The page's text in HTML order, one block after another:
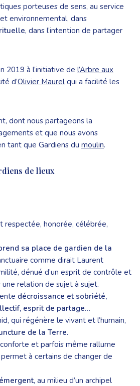
porteuses de sens, au service
environnemental, dans
, dans l’intention de partager
2019 à l’initiative de l’Arbre aux
d’Olivier Maurel qui a facilité les
dont nous partageons la
et que nous avons
tant que Gardiens du moulin.
de lieux
respectée, honorée, célébrée,
sa place de gardien de la
comme dirait Laurent
dénué d’un esprit de contrôle et
relation de sujet à sujet.
décroissance et sobriété,
esprit de partage…
qui régénère le vivant et l’humain,
de la Terre.
et parfois même rallume
à certains de changer de
, au milieu d’un archipel